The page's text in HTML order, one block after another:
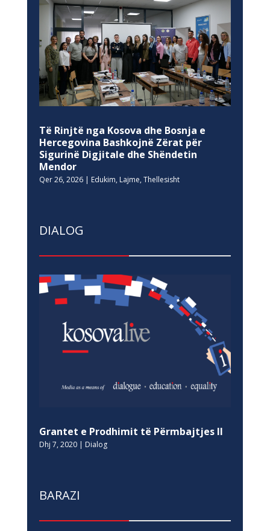
Të Rinjtë nga Kosova dhe Bosnja e
Hercegovina Bashkojnë Zërat për
Sigurinë Digjitale dhe Shëndetin
Mendor
Qer 26, 2026| Edukim, Lajme, Thellesisht
DIALOG
Grantet e Prodhimit të Përmbajtjes II
Dhj 7, 2020| Dialog
BARAZI